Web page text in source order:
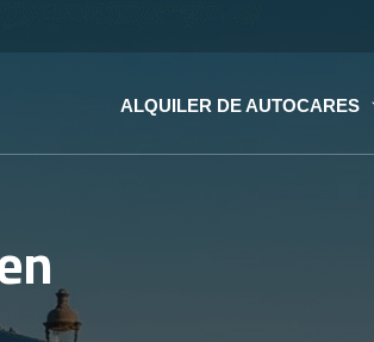
ALQUILER DE AUTOCARES